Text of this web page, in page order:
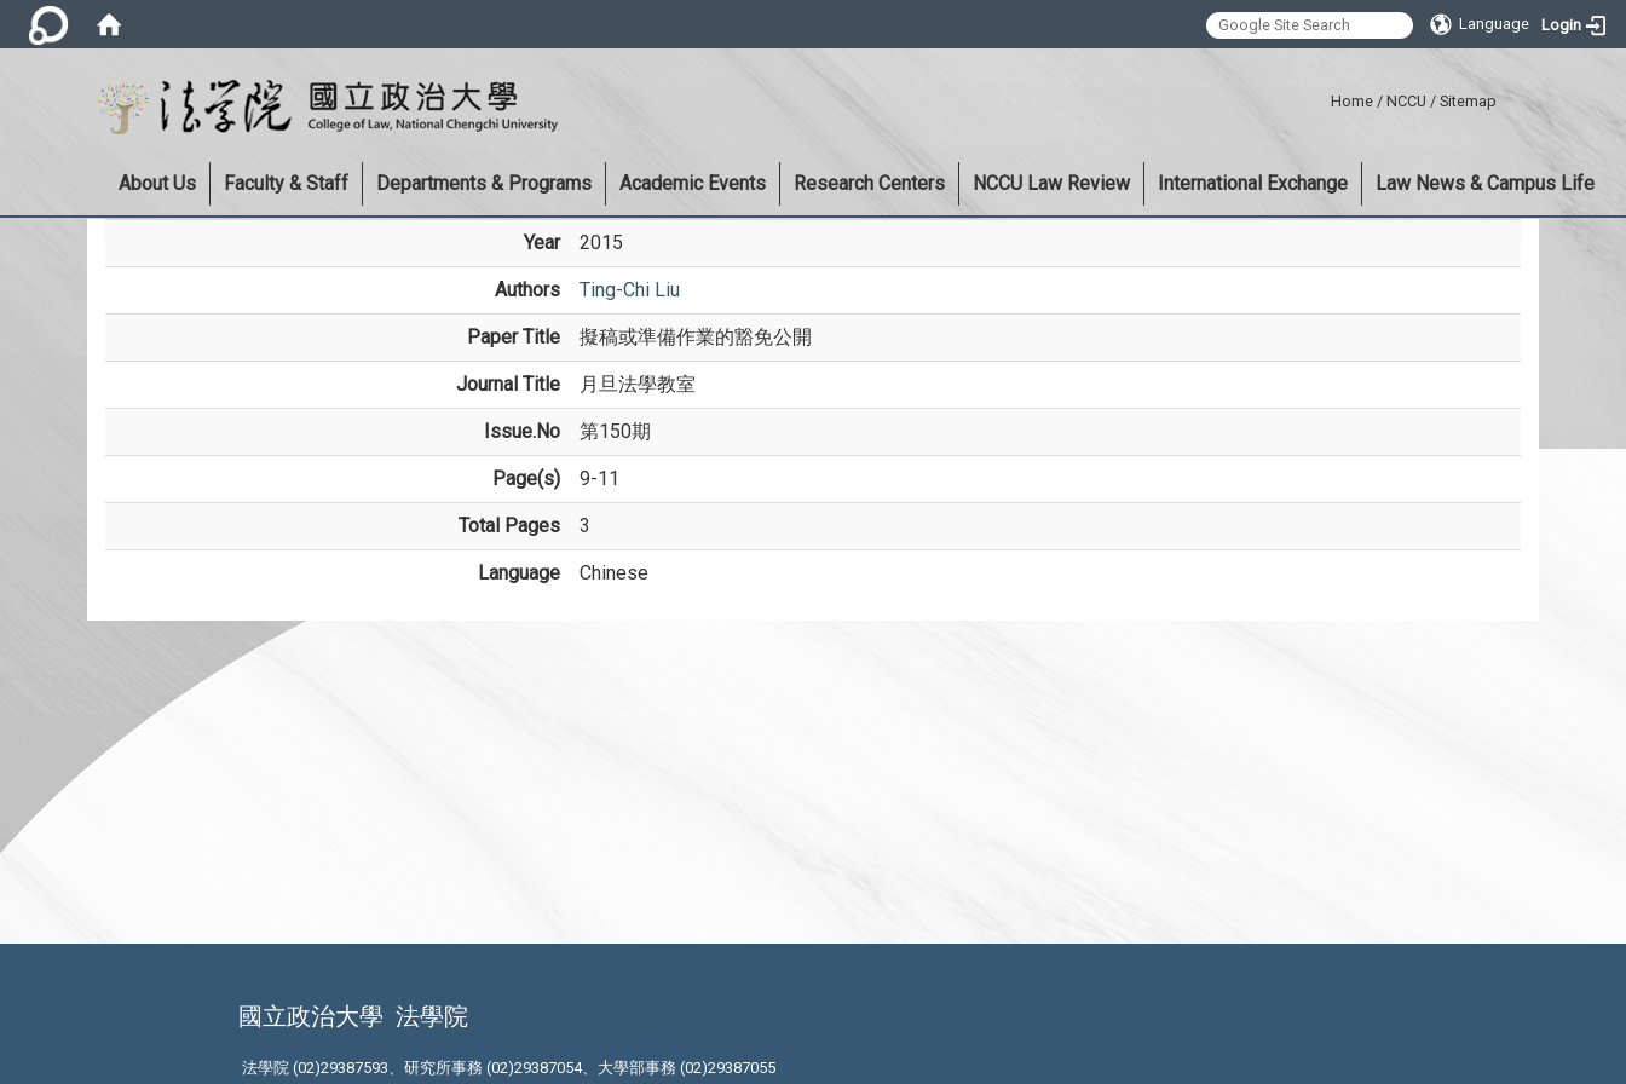
Language Login
Home / NCCU / Sitemap
About Us Faculty & Staff Departments & Programs Academic Events Research Centers NCCU Law Review International Exchange Law News & Campus Life
Year 2015
Authors Ting-Chi Liu
Paper Title 擬稿或準備作業的豁免公開
Journal Title 月旦法學教室
Issue.No 第150期
Page(s) 9-11
Total Pages 3
Language Chinese
國立政治大學 法學院
法學院 (02)29387593、研究所事務 (02)29387054、大學部事務 (02)29387055